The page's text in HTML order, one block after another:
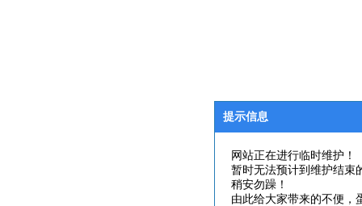
提示信息
网站正在进行临时维护！
暂时无法预计到维护结束
稍安勿躁！
由此给大家带来的不便，